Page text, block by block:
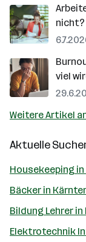
nicht?
viel
Weitere Artikel
Aktuelle
Housekeeping in
Bäcker in
Bildung Lehrer in
Elektrotechnik